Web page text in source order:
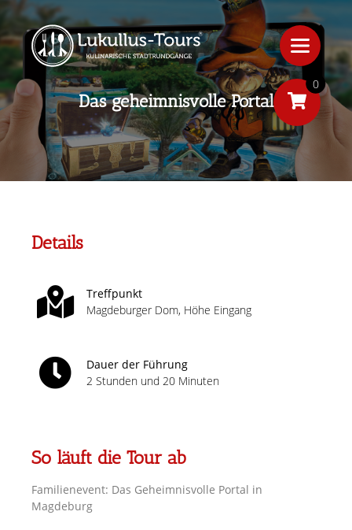
Das geheimnisvolle Portal
Details
Treffpunkt
Magdeburger Dom, Höhe Eingang
Dauer der Führung
2 Stunden und 20 Minuten
So läuft die Tour ab
Familienevent: Das Geheimnisvolle Portal in
Magdeburg
0